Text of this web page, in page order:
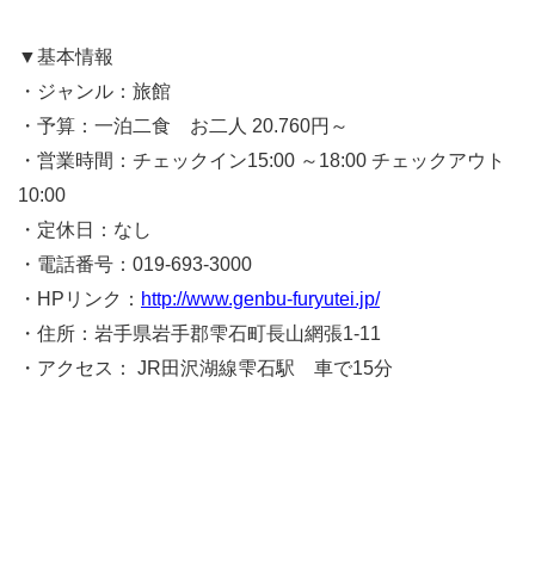
▼基本情報
・ジャンル：旅館
・予算：一泊二食 お二人 20.760円～
・営業時間：チェックイン15:00 ～18:00 チェックアウト
10:00
・定休日：なし
・電話番号：019-693-3000
・HPリンク： http://www.genbu-furyutei.jp/
・住所：岩手県岩手郡雫石町長山網張1-11
・アクセス： JR田沢湖線雫石駅 車で15分